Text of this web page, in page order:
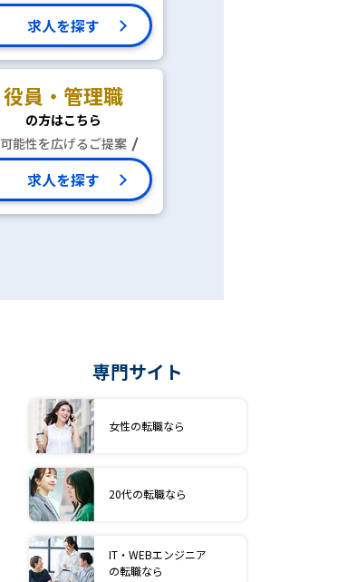
求人を探す
役員・管理職
の方はこちら
可能性を広げるご提案
求人を探す
専門サイト
女性の転職なら
20代の転職なら
IT・WEBエンジニア
の転職なら